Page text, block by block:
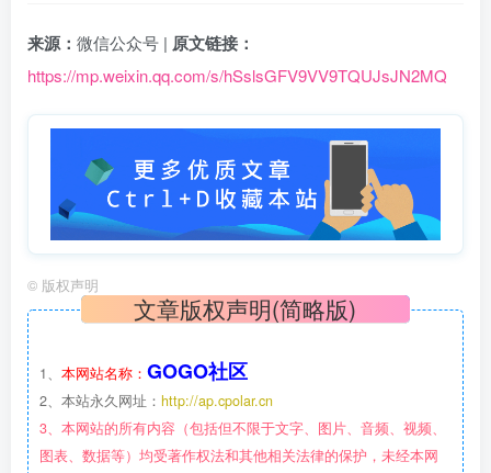
来源： 微信公众号 | 原文链接：
https://mp.weixin.qq.com/s/hSslsGFV9VV9TQUJsJN2MQ
© 版权声明
文章版权声明(简略版)
1、 本网站名称： GOGO社区
2、本站永久网址： http://ap.cpolar.cn
3、本网站的所有内容（包括但不限于文字、图片、音频、视频、
图表、数据等）均受著作权法和其他相关法律的保护，未经本网